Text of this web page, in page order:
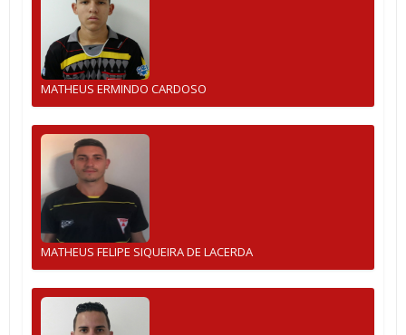
MATHEUS ERMINDO CARDOSO
MATHEUS FELIPE SIQUEIRA DE LACERDA